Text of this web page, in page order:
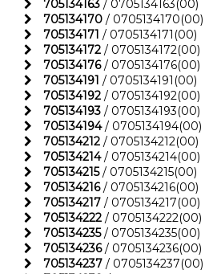
705134163 / 0705134163(00)
705134170 / 0705134170(00)
705134171 / 0705134171(00)
705134172 / 0705134172(00)
705134176/ 0705134176(00)
705134191 / 0705134191(00)
705134192 / 0705134192(00)
705134193 / 0705134193(00)
705134194/ 0705134194(00)
705134212 / 0705134212(00)
705134214/ 0705134214(00)
705134215/ 0705134215(00)
705134216/ 0705134216(00)
705134217 / 0705134217(00)
705134222 / 0705134222(00)
705134235/ 0705134235(00)
705134236/ 0705134236(00)
705134237 / 0705134237(00)